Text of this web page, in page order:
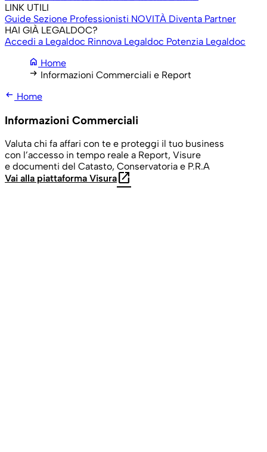
LINK UTILI
Guide Sezione Professionisti NOVITÀ Diventa Partner
HAI GIÀ LEGALDOC?
Accedi a Legaldoc Rinnova Legaldoc Potenzia Legaldoc
home Home
arrow_right_alt Informazioni Commerciali e Report
arrow_left_alt Home
Informazioni Commerciali
Valuta chi fa affari con te e proteggi il tuo business
con l’accesso in tempo reale a Report, Visure
e documenti del Catasto, Conservatoria e P.R.A
Vai alla piattaforma Visuraopen_in_new